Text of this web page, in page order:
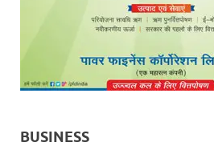
BUSINESS